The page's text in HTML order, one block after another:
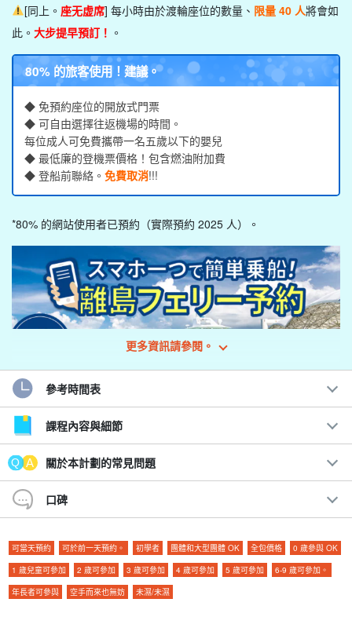
[同上。 座无虚席] 每小時由於渡輪座位的數量、 限量 40 人將會如
此。 大步提早預訂！ 。
80% 的旅客使用！建議。
◆ 免預約座位的開放式門票
◆ 可自由選擇往返機場的時間。
每位成人可免費攜帶一名五歲以下的嬰兒
◆ 最低廉的登機票價格！包含燃油附加費
◆ 登船前聯絡。 免費取消!!!
*80% 的網站使用者已預約（實際預約 2025 人）。
鸠间岛是一个偏远的小岛，周长约 4 公里，人口约 50 人，距离石垣
岛乘渡轮约 50 分钟。
這裡的海水呈青金石色，非常美麗，被稱為 Hatoma blue，也被稱
Hatoma Island 是...
◆想欣賞沖繩原始風景的人。
更多資訊請參閱。
參考時間表
課程內容與細節
關於本計劃的常見問題
口碑
可當天預約 可於前一天預約。 初學者 團體和大型團體 OK 全包價格
0 歲參與 OK
1 歲兒童可參加
2 歲可參加 3 歲可參加 4 歲可參加 5 歲可參加
6-9 歲可參加。
年長者可參與
空手而來也無妨 未濕/未濕